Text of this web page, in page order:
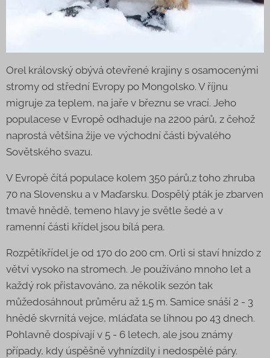
Orel královský obývá otevřené krajiny s osamocenými
stromy od střední Evropy po Mongolsko. V říjnu
migruje za teplem, na jaře v březnu se vrací. Jeho
populacese v Evropě odhaduje na 2200 párů, z čehož
naprostá většina žije ve východní části bývalého
Sovětského svazu.
V Evropě čítá populace kolem 350 párů,z toho zhruba
70 na Slovensku a v Maďarsku. Dospělý pták je zbarven
tmavě hnědě, temeno hlavy je světle šedé a v
ramenní části křídel jsou bílá pera.
Rozpětíkřídel je od 170 do 200 cm. Orli si staví hnízdo z
větví vysoko na stromech. Je používáno mnoho let a
každý rok přistavováno, za několik sezón tak
můžedosáhnout průměru až 1,5 m. Samice snáší 2 - 3
hnědě skvrnitá vejce, mláďata se líhnou po 43 dnech.
Pohlavně dospívají v 5 - 6 letech, ale jsou známy
případy, kdy úspěšně vyhnízdily i nedospělé páry.